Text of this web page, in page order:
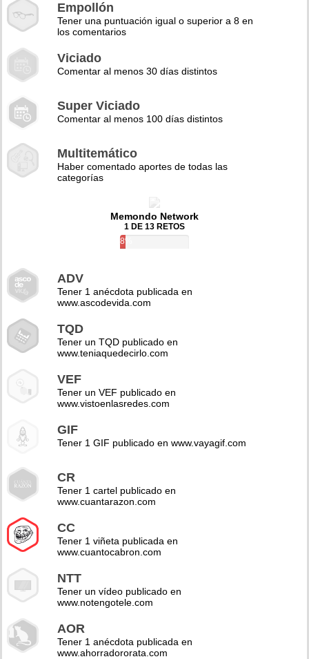
Empollón
Tener una puntuación igual o superior a 8 en
los comentarios
Viciado
Comentar al menos 30 días distintos
Super Viciado
Comentar al menos 100 días distintos
Multitemático
Haber comentado aportes de todas las
categorías
Memondo Network
1 DE 13 RETOS
8%
ADV
Tener 1 anécdota publicada en
www.ascodevida.com
TQD
Tener un TQD publicado en
www.teniaquedecirlo.com
VEF
Tener un VEF publicado en
www.vistoenlasredes.com
GIF
Tener 1 GIF publicado en www.vayagif.com
CR
Tener 1 cartel publicado en
www.cuantarazon.com
CC
Tener 1 viñeta publicada en
www.cuantocabron.com
NTT
Tener un vídeo publicado en
www.notengotele.com
AOR
Tener 1 anécdota publicada en
www.ahorradororata.com